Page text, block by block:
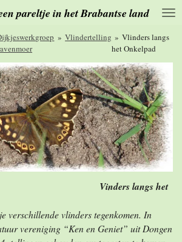
pareltje in het Brabantse land
» Vlindertelling » Vlinders langs
het Onkelpad
langs het
verschillende vlinders tegenkomen. In
vereniging “Ken en Geniet” uit Dongen